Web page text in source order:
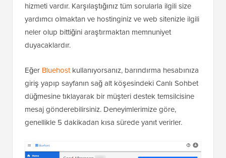
hizmeti vardır. Karşılaştığınız tüm sorularla ilgili size
yardımcı olmaktan ve hostinginiz ve web sitenizle ilgili
neler olup bittiğini araştırmaktan memnuniyet
duyacaklardır.
Eğer Bluehostkullanıyorsanız, barındırma hesabınıza
giriş yapıp sayfanın sağ alt köşesindeki Canlı Sohbet
düğmesine tıklayarak bir müşteri destek temsilcisine
mesaj gönderebilirsiniz. Deneyimlerimize göre,
genellikle 5 dakikadan kısa sürede yanıt verirler.